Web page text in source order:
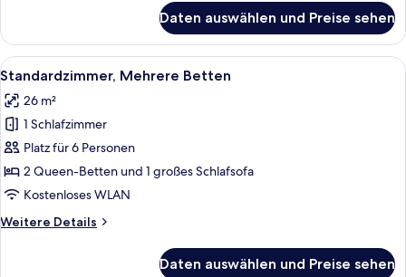
1 King-
Bett,
barrierefrei,
(Communications,
Mobility)
Daten auswählen und Preise sehen
Alle
Fotos
für
Standardzimmer,
Mehrere
Betten
anzeigen
Ein Hotelzimmer mit zwei Betten,
10
Standardzimmer, Mehrere Betten
26 m²
1 Schlafzimmer
Platz für 6 Personen
2 Queen-Betten und 1 großes Schlafsofa
Kostenloses WLAN
Weitere Details
Weitere
Daten auswählen und Preise sehen